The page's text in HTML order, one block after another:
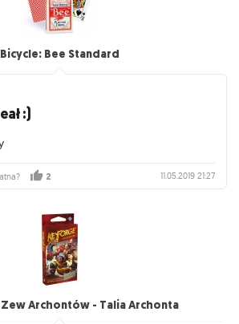
Bicycle: Bee Standard
:)
2 11.05.2019 21:27
Archontów - Talia Archonta